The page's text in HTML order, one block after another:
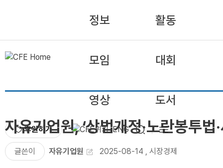
정보 활동
모임 대회
영상 도서
후원하기 ENG
자유기업원, ‘상법개정·노란봉투
글쓴이 자유기업원 2025-08-14 , 시장경제